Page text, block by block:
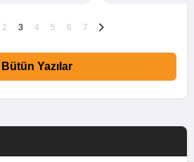
2 3 4 5 6 7
Bütün Yazılar